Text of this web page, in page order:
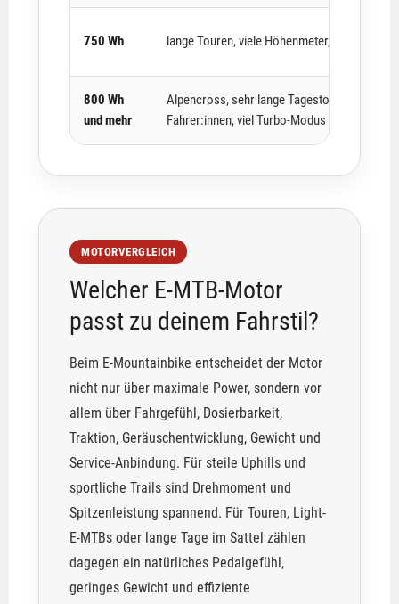
750 Wh lange Touren, viele Höhenmeter, Trail-Tage
800 Wh
und mehr
Alpencross, sehr lange Tagestouren,
Fahrer:innen, viel Turbo-Modus
MOTORVERGLEICH
Welcher E-MTB-Motor
passt zu deinem Fahrstil?
Beim E-Mountainbike entscheidet der Motor
nicht nur über maximale Power, sondern vor
allem über Fahrgefühl, Dosierbarkeit,
Traktion, Geräuschentwicklung, Gewicht und
Service-Anbindung. Für steile Uphills und
sportliche Trails sind Drehmoment und
Spitzenleistung spannend. Für Touren, Light-
E-MTBs oder lange Tage im Sattel zählen
dagegen ein natürliches Pedalgefühl,
geringes Gewicht und effiziente